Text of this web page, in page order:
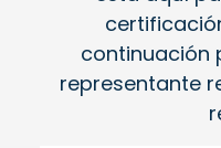
continuación
representante